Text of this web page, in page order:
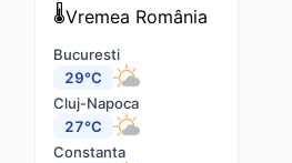
🌡️Vremea România
Bucuresti
29°C
Cluj-Napoca
27°C
Constanta